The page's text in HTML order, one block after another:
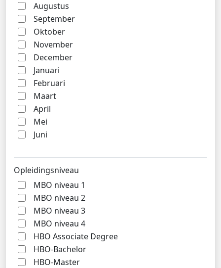
Augustus
September
Oktober
November
December
Januari
Februari
Maart
April
Mei
Juni
Opleidingsniveau
MBO niveau 1
MBO niveau 2
MBO niveau 3
MBO niveau 4
HBO Associate Degree
HBO-Bachelor
HBO-Master